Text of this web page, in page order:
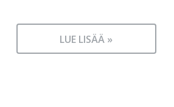
LUE LISÄÄ »